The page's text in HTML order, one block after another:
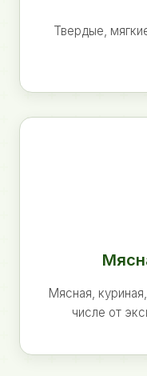
Твердые,
Мясная,
числе от